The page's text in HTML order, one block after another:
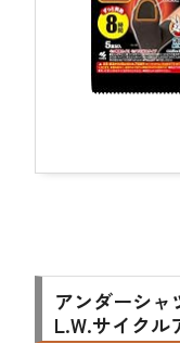
アンダーシ
L.W.サイクル